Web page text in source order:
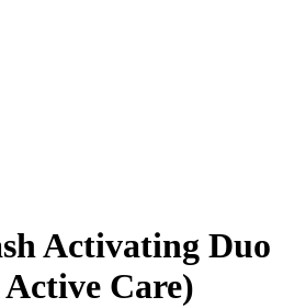
Activating Duo
Care)